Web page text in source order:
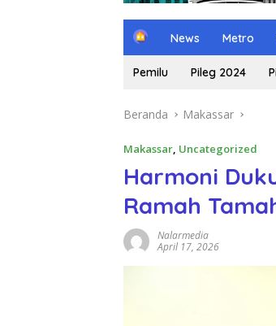
H
m
e
News Metro
Pemilu Pileg 2024
Beranda Makassar
Makassar, Uncategorized
Harmoni
Ramah
Nalarmedia
April 17, 2026